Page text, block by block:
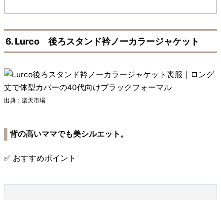
6. Lurco 後ろスタンド衿ノーカラージャケット
出典：楽天市場
背の高いママでも美シルエット。
✅ おすすめポイント